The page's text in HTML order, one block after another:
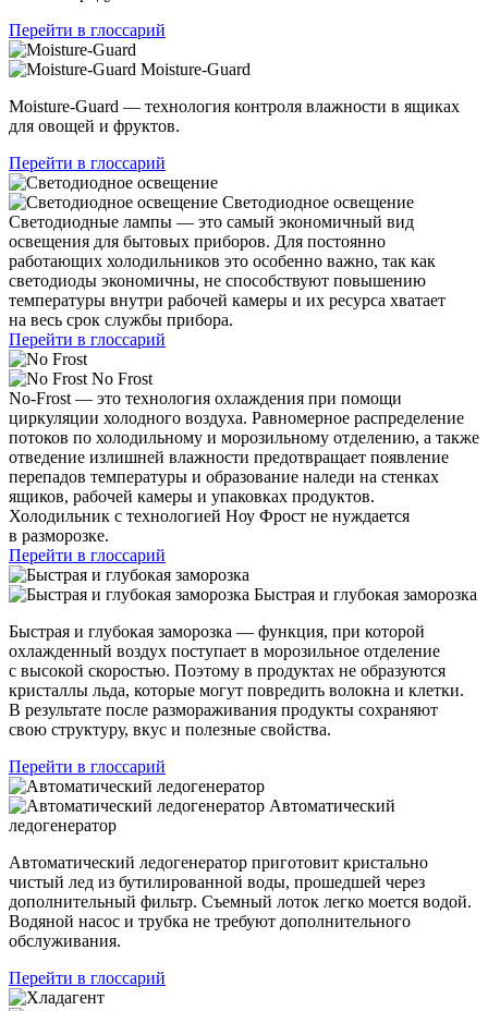
Перейти в глоссарий
Moisture-Guard
Moisture-Guard — технология контроля влажности в ящиках
для овощей и фруктов.
Перейти в глоссарий
Светодиодное освещение
Светодиодные лампы — это самый экономичный вид
освещения для бытовых приборов. Для постоянно
работающих холодильников это особенно важно, так как
светодиоды экономичны, не способствуют повышению
температуры внутри рабочей камеры и их ресурса хватает
на весь срок службы прибора.
Перейти в глоссарий
No Frost
No-Frost — это технология охлаждения при помощи
циркуляции холодного воздуха. Равномерное распределение
потоков по холодильному и морозильному отделению, а также
отведение излишней влажности предотвращает появление
перепадов температуры и образование наледи на стенках
ящиков, рабочей камеры и упаковках продуктов.
Холодильник с технологией Ноу Фрост не нуждается
в разморозке.
Перейти в глоссарий
Быстрая и глубокая заморозка
Быстрая и глубокая заморозка — функция, при которой
охлажденный воздух поступает в морозильное отделение
с высокой скоростью. Поэтому в продуктах не образуются
кристаллы льда, которые могут повредить волокна и клетки.
В результате после размораживания продукты сохраняют
свою структуру, вкус и полезные свойства.
Перейти в глоссарий
Автоматический
ледогенератор
Автоматический ледогенератор приготовит кристально
чистый лед из бутилированной воды, прошедшей через
дополнительный фильтр. Съемный лоток легко моется водой.
Водяной насос и трубка не требуют дополнительного
обслуживания.
Перейти в глоссарий